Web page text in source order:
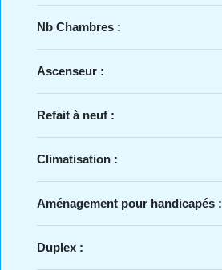
Nb Chambres :
Ascenseur :
Refait à neuf :
Climatisation :
Aménagement pour handicapés :
Duplex :